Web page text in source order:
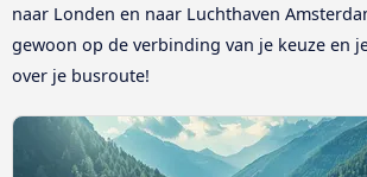
naar Londen en naar Luchthaven
gewoon op de verbinding van je keuze en
over je busroute!